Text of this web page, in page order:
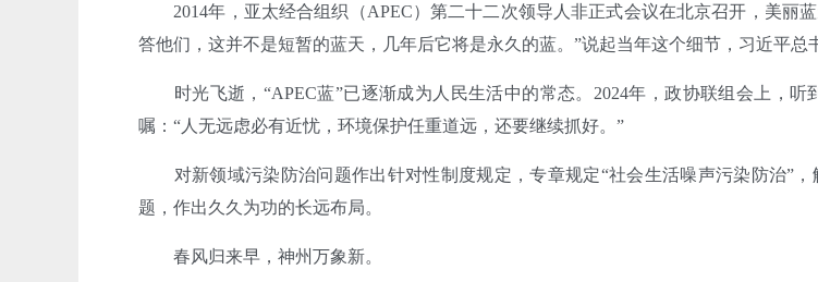
2014年，亚太经合组织（APEC）第二十二次领导人非正式会议在北京召开，美丽
答他们，这并不是短暂的蓝天，几年后它将是永久的蓝。”说起当年这个细节，习近平总
时光飞逝，“APEC蓝”已逐渐成为人民生活中的常态。2024年，政协联组会上，
嘱：“人无远虑必有近忧，环境保护任重道远，还要继续抓好。”
对新领域污染防治问题作出针对性制度规定，专章规定“社会生活噪声污染防治”
题，作出久久为功的长远布局。
春风归来早，神州万象新。